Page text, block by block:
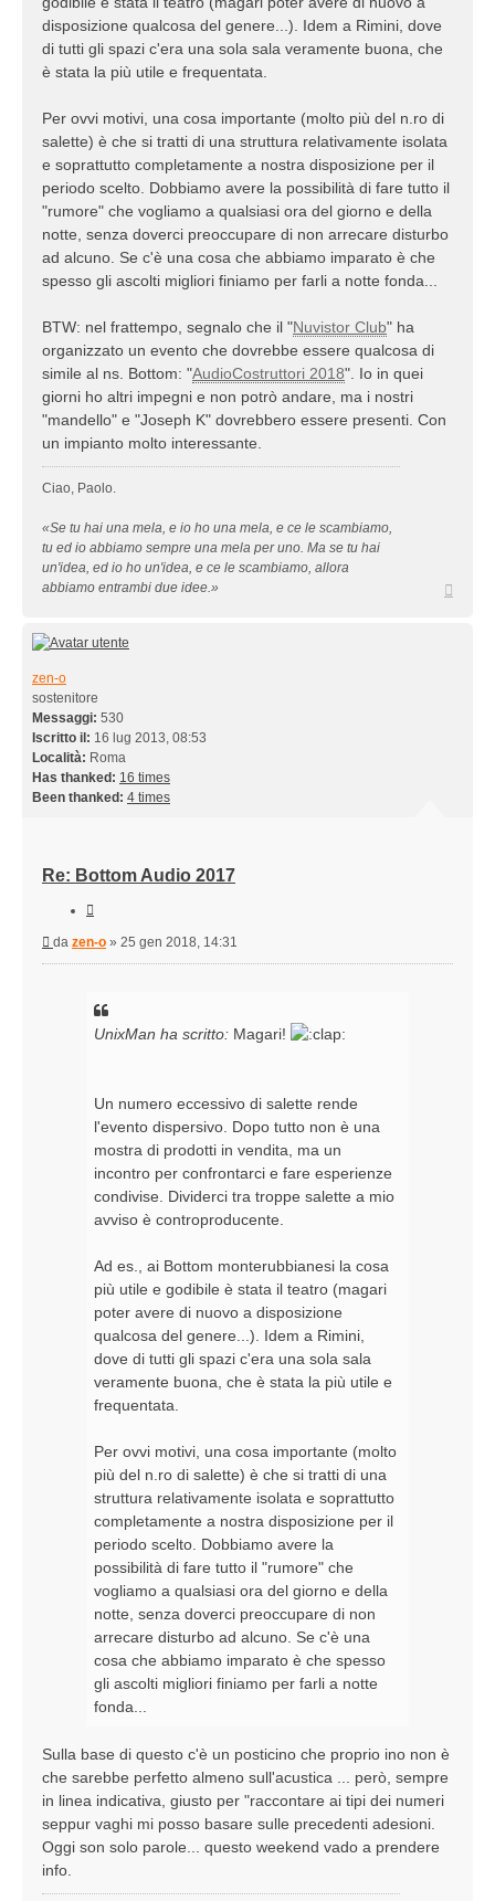
disposizione qualcosa del genere...). Idem a Rimini, dove
di tutti gli spazi c'era una sola sala veramente buona, che
è stata la più utile e frequentata.
Per ovvi motivi, una cosa importante (molto più del n.ro di
salette) è che si tratti di una struttura relativamente isolata
e soprattutto completamente a nostra disposizione per il
periodo scelto. Dobbiamo avere la possibilità di fare tutto il
"rumore" che vogliamo a qualsiasi ora del giorno e della
notte, senza doverci preoccupare di non arrecare disturbo
ad alcuno. Se c'è una cosa che abbiamo imparato è che
spesso gli ascolti migliori finiamo per farli a notte fonda...
BTW: nel frattempo, segnalo che il "Nuvistor Club" ha
organizzato un evento che dovrebbe essere qualcosa di
simile al ns. Bottom: "AudioCostruttori 2018". Io in quei
giorni ho altri impegni e non potrò andare, ma i nostri
"mandello" e "Joseph K" dovrebbero essere presenti. Con
un impianto molto interessante.
Ciao, Paolo.
«Se tu hai una mela, e io ho una mela, e ce le scambiamo,
tu ed io abbiamo sempre una mela per uno. Ma se tu hai
un'idea, ed io ho un'idea, e ce le scambiamo, allora
abbiamo entrambi due idee.»
zen-o
sostenitore
Messaggi: 530
Iscritto il: 16 lug 2013, 08:53
Località: Roma
Has thanked: 16 times
Been thanked: 4 times
Re: Bottom Audio 2017
Messaggio
da zen-o » 25 gen 2018, 14:31
UnixMan ha scritto: Magari!
Un numero eccessivo di salette rende
l'evento dispersivo. Dopo tutto non è una
mostra di prodotti in vendita, ma un
incontro per confrontarci e fare esperienze
condivise. Dividerci tra troppe salette a mio
avviso è controproducente.
Ad es., ai Bottom monterubbianesi la cosa
più utile e godibile è stata il teatro (magari
poter avere di nuovo a disposizione
qualcosa del genere...). Idem a Rimini,
dove di tutti gli spazi c'era una sola sala
veramente buona, che è stata la più utile e
frequentata.
Per ovvi motivi, una cosa importante (molto
più del n.ro di salette) è che si tratti di una
struttura relativamente isolata e soprattutto
completamente a nostra disposizione per il
periodo scelto. Dobbiamo avere la
possibilità di fare tutto il "rumore" che
vogliamo a qualsiasi ora del giorno e della
notte, senza doverci preoccupare di non
arrecare disturbo ad alcuno. Se c'è una
cosa che abbiamo imparato è che spesso
gli ascolti migliori finiamo per farli a notte
fonda...
Sulla base di questo c'è un posticino che proprio ino non è
che sarebbe perfetto almeno sull'acustica ... però, sempre
in linea indicativa, giusto per "raccontare ai tipi dei numeri
seppur vaghi mi posso basare sulle precedenti adesioni.
Oggi son solo parole... questo weekend vado a prendere
info.